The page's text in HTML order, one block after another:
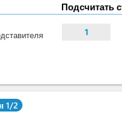
Подсчитать
1
1/2